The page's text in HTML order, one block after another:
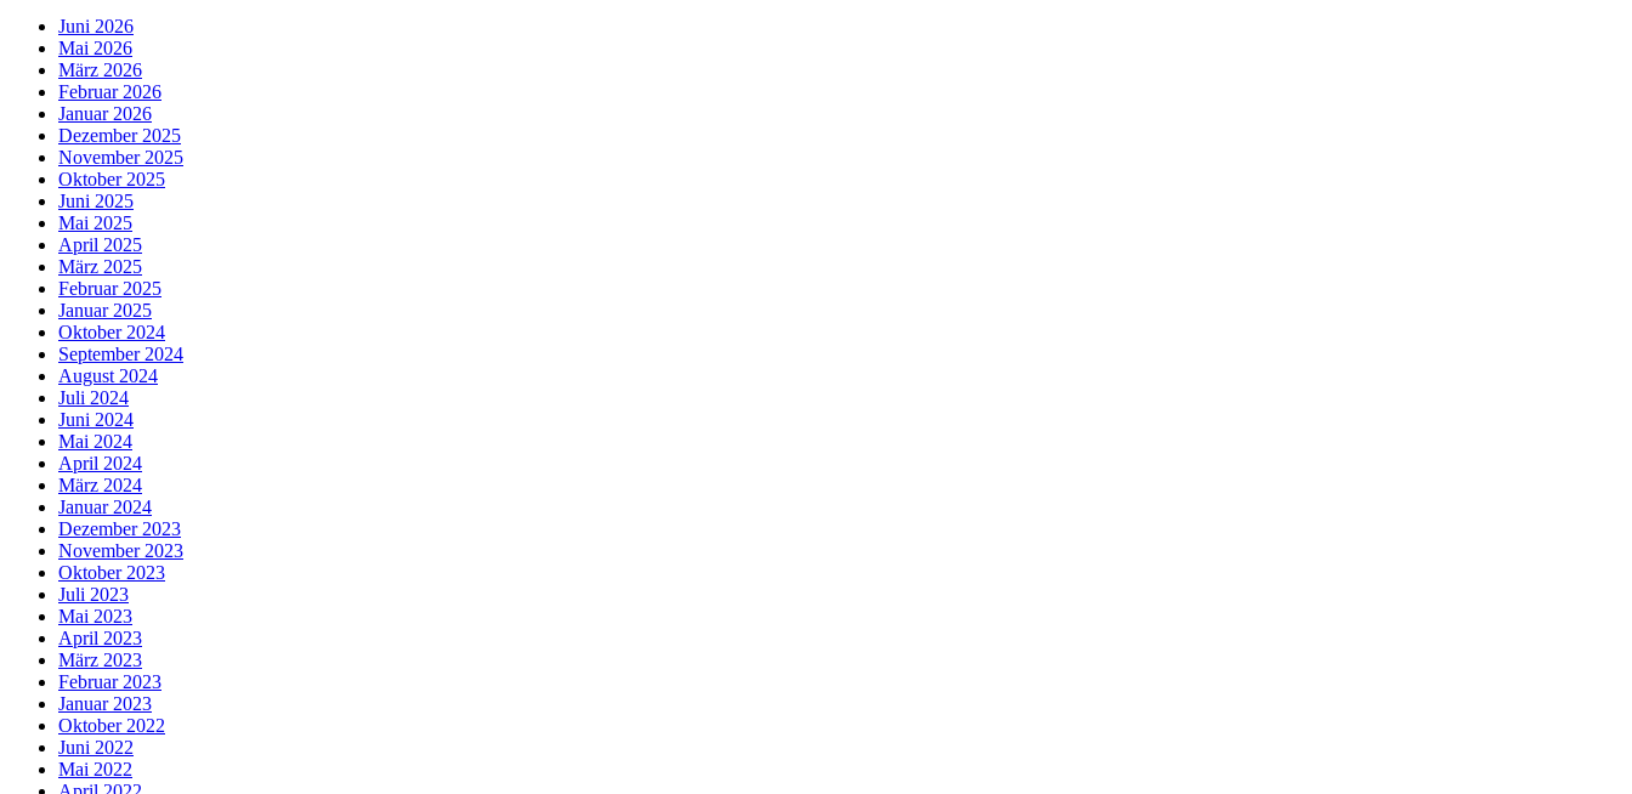
Juni 2026
Mai 2026
März 2026
Februar 2026
Januar 2026
Dezember 2025
November 2025
Oktober 2025
Juni 2025
Mai 2025
April 2025
März 2025
Februar 2025
Januar 2025
Oktober 2024
September 2024
August 2024
Juli 2024
Juni 2024
Mai 2024
April 2024
März 2024
Januar 2024
Dezember 2023
November 2023
Oktober 2023
Juli 2023
Mai 2023
April 2023
März 2023
Februar 2023
Januar 2023
Oktober 2022
Juni 2022
Mai 2022